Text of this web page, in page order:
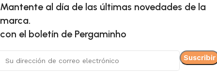
Mantente al día de las últimas novedades de la
marca.
con el boletín de Pergaminho